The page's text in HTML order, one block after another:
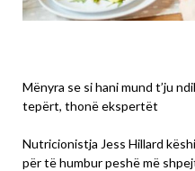
Mënyra se si hani mund t’ju
tepërt, thonë ekspertët
Nutricionistja Jess Hillard
për të humbur peshë më